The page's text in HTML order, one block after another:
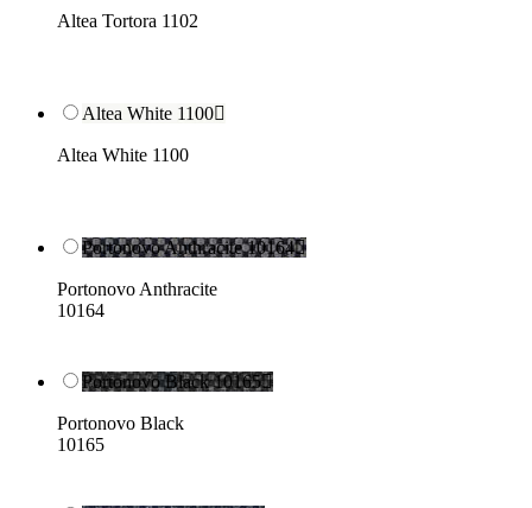
Altea Tortora 1102
Altea White 1100
Altea White 1100
Portonovo Anthracite 10164
Portonovo Anthracite
10164
Portonovo Black 10165
Portonovo Black
10165